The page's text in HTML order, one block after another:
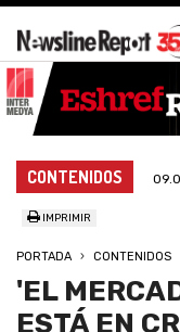
CONTENIDOS
IMPRIMIR
PORTADA CONTENIDOS
'EL
ESTÁ EN